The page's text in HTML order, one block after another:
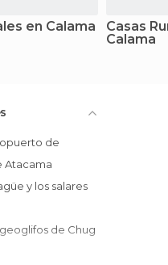
en Calama
Casas
Calama
Atacama